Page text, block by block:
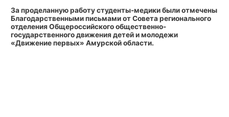
За проделанную работу студенты-медики были отмечены
Благодарственными письмами от Совета регионального
отделения Общероссийского общественно-
государственного движения детей и молодежи
«Движение первых» Амурской области.